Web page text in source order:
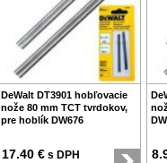
DeWalt DT3901 hobľovacie
nože 80 mm TCT tvrdokov,
pre hoblík DW676
17.40 € s DPH